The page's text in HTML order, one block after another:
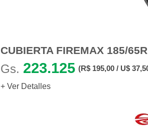
CUBIERTA FIREMAX 185/
Gs. 223.125 (R$ 195,00 / U$
+ Ver Detalles